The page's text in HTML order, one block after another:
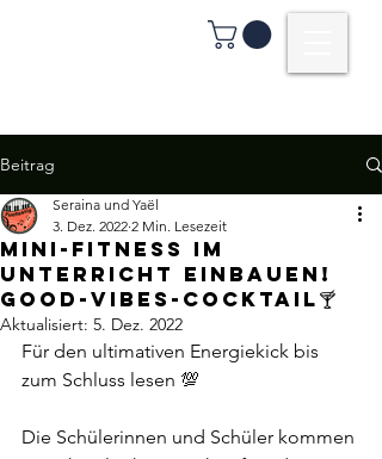
Beitrag
Mini-Fitness im
Unterricht einbauen!
Good-Vibes-Cocktail🍸
Seraina und Yaël
3. Dez. 2022 2 Min. Lesezeit
Aktualisiert: 5. Dez. 2022
Für den ultimativen Energiekick bis
zum Schluss lesen 💯
Die Schülerinnen und Schüler kommen